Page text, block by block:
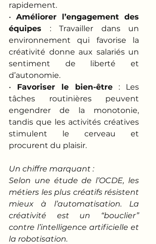
rapidement.
• Améliorer l’engagement des
équipes : Travailler dans un
environnement qui favorise la
créativité donne aux salariés un
sentiment de liberté et
d’autonomie.
• Favoriser le bien-être : Les
tâches routinières peuvent
engendrer de la monotonie,
tandis que les activités créatives
stimulent le cerveau et
procurent du plaisir.
Un chiffre marquant :
Selon une étude de l’OCDE, les
métiers les plus créatifs résistent
mieux à l’automatisation. La
créativité est un “bouclier”
contre l’intelligence artificielle et
la robotisation.